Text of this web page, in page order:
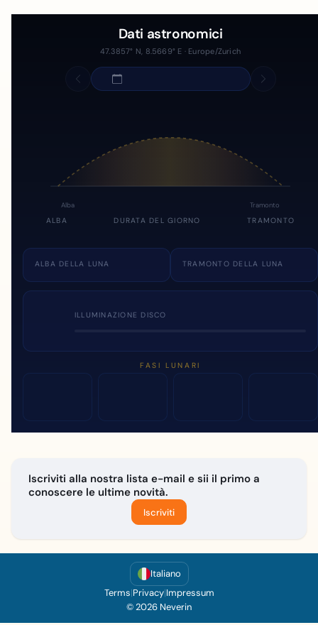
Dati astronomici
47.3857° N, 8.5669° E · Europe/Zurich
Alba Tramonto
ALBA DURATA DEL GIORNO TRAMONTO
ALBA DELLA LUNA TRAMONTO DELLA LUNA
ILLUMINAZIONE DISCO
FASI LUNARI
Iscriviti alla nostra lista e-mail e sii il primo a
conoscere le ultime novità.
Iscriviti
Italiano
Terms|Privacy|Impressum
© 2026 Neverin